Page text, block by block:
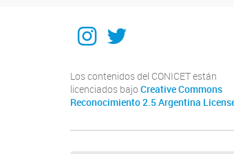
Instagram
Twitter
Los contenidos del CONICET están
licenciados bajo Creative Commons
Reconocimiento 2.5 Argentina